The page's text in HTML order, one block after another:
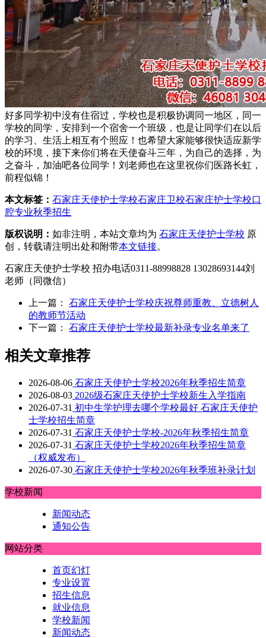
好多同学初中没有住宿过，学校也是积极协调同一地区，同一
学校的同学，安排到一个宿舍一个班级，也是让同学们在以后
的学习、生活上相互有个照应！也希望大家能够很快适应新学
校的环境，接下来你们将在天使奋斗三年，为自己的选择，为
之奋斗，加油吧各位同学！刘老师也在这里祝你们医路长虹，
前程似锦！
本文标签： 石家庄天使护士学校石家庄卫校石家庄护士学校口
腔专业秋季招生
版权说明： 如非注明，本站文章均为 石家庄天使护士学校 原
创，转载请注明出处和附带本文链接。
石家庄天使护士学校 招办电话0311-88998828 13028693144刘
老师（同微信）
上一篇： 石家庄天使护士学校庆祝尊师重教、立德树人
的教师节活动
下一篇： 石家庄天使护士学校最新补录专业名单来了
相关文章推荐
2026-08-06 石家庄天使护士学校2026年秋季招生简章
2026-08-03 2026级石家庄天使护士学校新生入学指南
2026-07-31 初中生学护理去哪个学校最好 石家庄天使护
士学校招生简章
2026-07-31 石家庄天使护士学校-2026年秋季招生简章
2026-07-31 石家庄天使护士学校2026年秋季招生简章
（权威发布）
2026-07-30 石家庄天使护士学校2026年秋季班补录计划
学校新闻
新闻动态
通知公告
网站分类
首页幻灯
专业设置
招生信息
就业信息
学校新闻
新闻动态